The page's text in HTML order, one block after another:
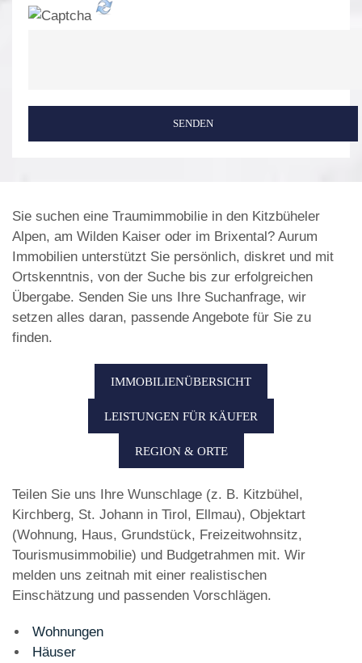
SENDEN
Sie suchen eine Traumimmobilie in den Kitzbüheler
Alpen, am Wilden Kaiser oder im Brixental? Aurum
Immobilien unterstützt Sie persönlich, diskret und mit
Ortskenntnis, von der Suche bis zur erfolgreichen
Übergabe. Senden Sie uns Ihre Suchanfrage, wir
setzen alles daran, passende Angebote für Sie zu
finden.
IMMOBILIENÜBERSICHT
LEISTUNGEN FÜR KÄUFER
REGION & ORTE
Teilen Sie uns Ihre Wunschlage (z. B. Kitzbühel,
Kirchberg, St. Johann in Tirol, Ellmau), Objektart
(Wohnung, Haus, Grundstück, Freizeitwohnsitz,
Tourismusimmobilie) und Budgetrahmen mit. Wir
melden uns zeitnah mit einer realistischen
Einschätzung und passenden Vorschlägen.
Wohnungen
Häuser